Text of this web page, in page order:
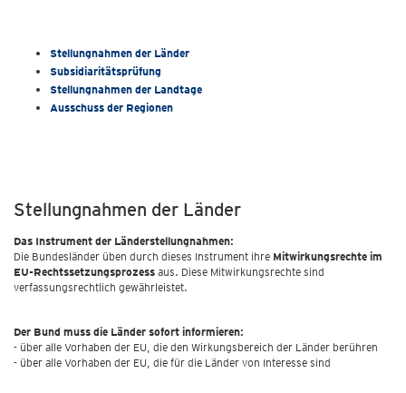
Stellungnahmen der Länder
Subsidiaritätsprüfung
Stellungnahmen der Landtage
Ausschuss der Regionen
Stellungnahmen der Länder
Das Instrument der Länderstellungnahmen:
Die Bundesländer üben durch dieses Instrument ihre Mitwirkungsrechte im
EU-Rechtssetzungsprozess aus. Diese Mitwirkungsrechte sind
verfassungsrechtlich gewährleistet.
Der Bund muss die Länder sofort informieren:
- über alle Vorhaben der EU, die den Wirkungsbereich der Länder berühren
- über alle Vorhaben der EU, die für die Länder von Interesse sind